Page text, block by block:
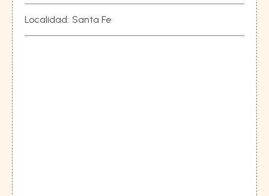
Localidad: Santa Fe